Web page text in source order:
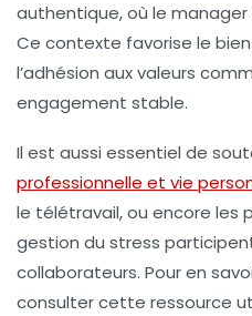
authentique, où le
Ce contexte favorise le
l’adhésion aux valeurs
engagement stable.
Il est aussi essentiel de
professionnelle et vie
le télétravail, ou encore les
gestion du stress
collaborateurs. Pour en
consulter cette ressource